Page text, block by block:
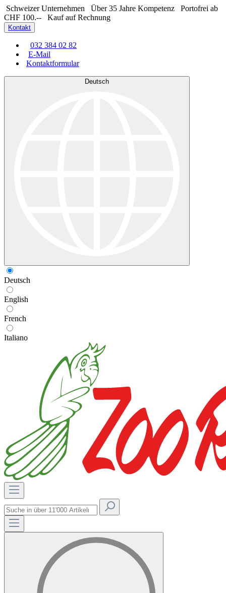
Schweizer Unternehmen Über 35 Jahre Kompetenz
Portofrei ab
CHF 100.--
Kauf auf Rechnung
Kontakt
032 384 02 82
E-Mail
Kontaktformular
Deutsch
Deutsch
English
French
Italiano